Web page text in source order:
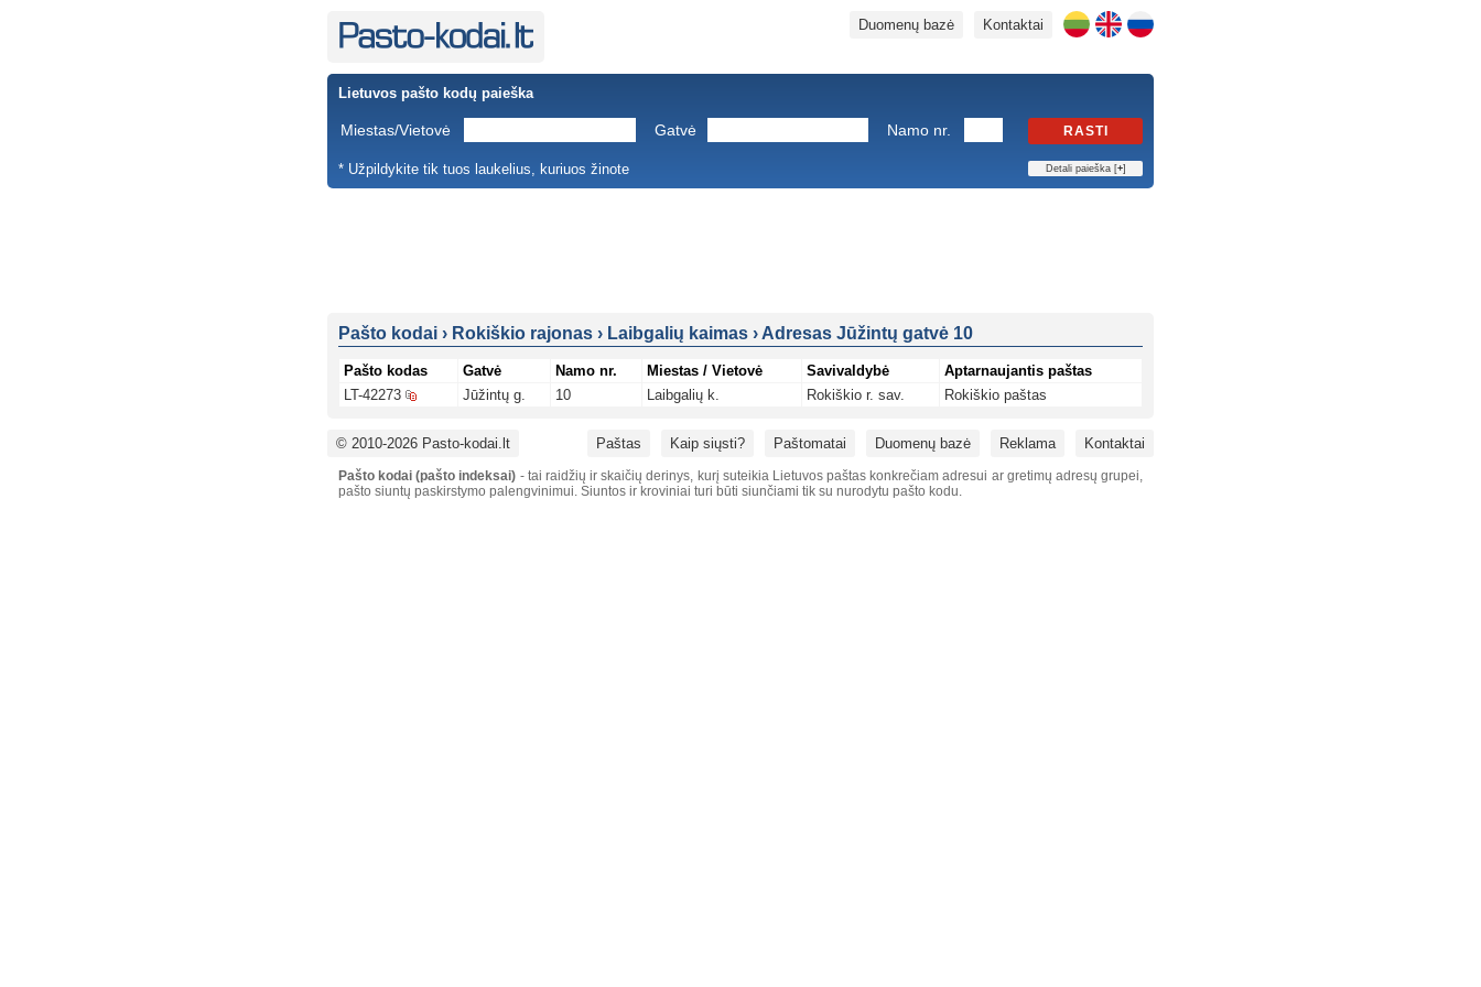
Kontaktai
Duomenų bazė
Lietuvos pašto kodų paieška
Miestas/Vietovė Gatvė Namo nr. RASTI
* Užpildykite tik tuos laukelius, kuriuos žinote Detali paieška [+]
Pašto kodai › Rokiškio rajonas › Laibgalių kaimas › Adresas Jūžintų gatvė 10
Pašto kodas Gatvė Namo nr. Miestas / Vietovė Savivaldybė
Aptarnaujantis paštas
LT-42273
Jūžintų g. 10 Laibgalių k. Rokiškio r. sav. Rokiškio paštas
© 2010-2026 Pasto-kodai.lt Paštas Kaip siųsti? Paštomatai Duomenų bazė Reklama Kontaktai
Pašto kodai (pašto indeksai) - tai raidžių ir skaičių derinys, kurį suteikia Lietuvos paštas konkrečiam adresui ar gretimų adresų grupei,
pašto siuntų paskirstymo palengvinimui. Siuntos ir kroviniai turi būti siunčiami tik su nurodytu pašto kodu.